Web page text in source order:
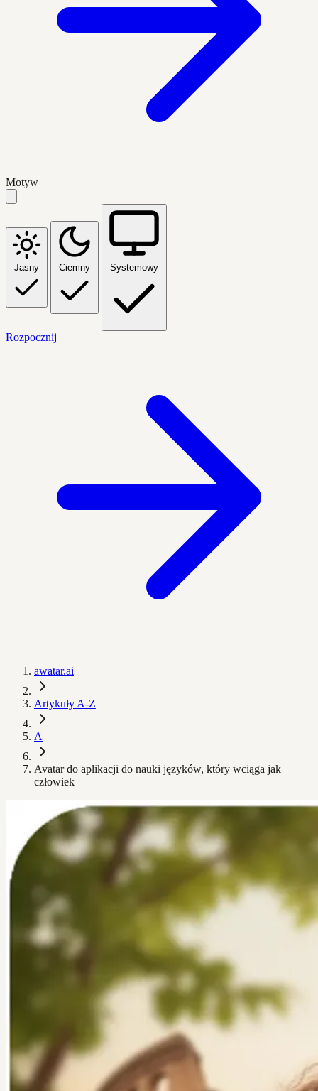
Motyw
Jasny Ciemny Systemowy
Rozpocznij
awatar.ai
Artykuły A-Z
A
Avatar do aplikacji do nauki języków, który wciąga jak
człowiek